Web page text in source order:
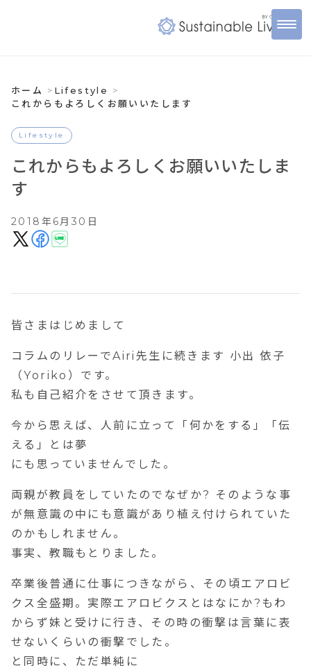
ホーム
Lifestyle
これからもよろしくお願いいたします
Lifestyle
これからもよろしくお願いいたしま
す
2018年6月30日
皆さまはじめまして
コラムのリレーでAiri先生に続きます 小出 依子
（Yoriko）です。
私も自己紹介をさせて頂きます。
今から思えば、人前に立って「何かをする」「伝
える」とは夢
にも思っていませんでした。
両親が教員をしていたのでなぜか? そのような事
が無意識の中にも意識があり植え付けられていた
のかもしれません。
事実、教職もとりました。
卒業後普通に仕事につきながら、その頃エアロビ
クス全盛期。実際エアロビクスとはなにか?もわ
からず妹と受けに行き、その時の衝撃は言葉に表
せないくらいの衝撃でした。
と同時に、ただ単純に